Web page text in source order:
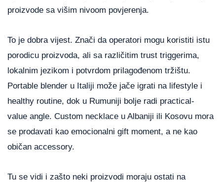
proizvode sa višim nivoom povjerenja.
To je dobra vijest. Znači da operatori mogu koristiti istu
porodicu proizvoda, ali sa različitim trust triggerima,
lokalnim jezikom i potvrdom prilagođenom tržištu.
Portable blender u Italiji može jače igrati na lifestyle i
healthy routine, dok u Rumuniji bolje radi practical-
value angle. Custom necklace u Albaniji ili Kosovu mora
se prodavati kao emocionalni gift moment, a ne kao
običan accessory.
Tu se vidi i zašto neki proizvodi moraju ostati na